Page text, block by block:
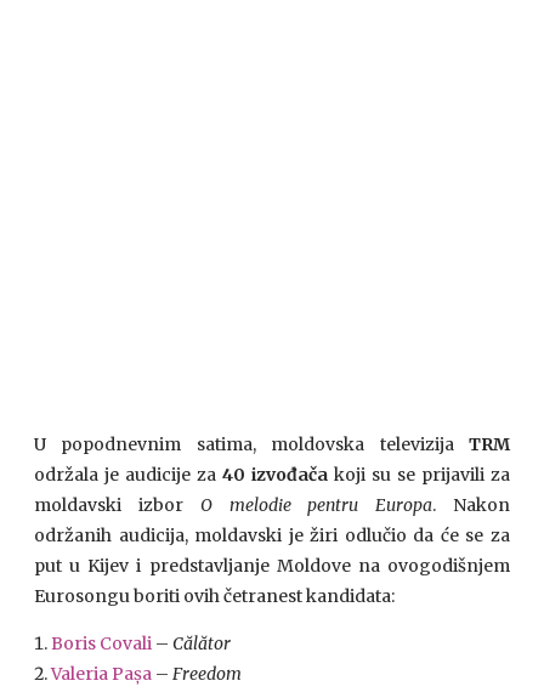
U popodnevnim satima, moldovska televizija TRM
održala je audicije za 40 izvođača koji su se prijavili za
moldavski izbor O melodie pentru Europa. Nakon
održanih audicija, moldavski je žiri odlučio da će se za
put u Kijev i predstavljanje Moldove na ovogodišnjem
Eurosongu boriti ovih četranest kandidata:
Boris Covali – Călător
Valeria Pașa – Freedom